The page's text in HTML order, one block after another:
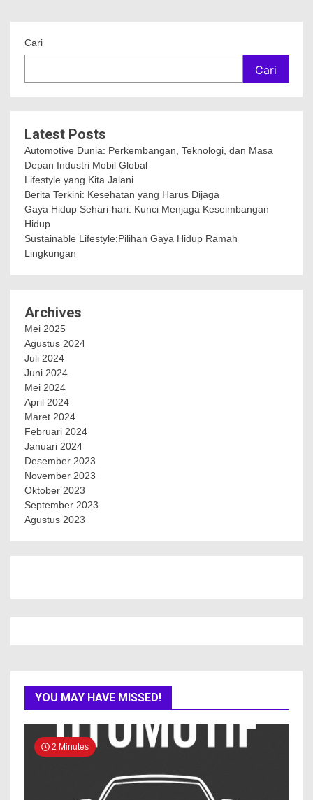
Cari
Cari
Latest Posts
Automotive Dunia: Perkembangan, Teknologi, dan Masa
Depan Industri Mobil Global
Lifestyle yang Kita Jalani
Berita Terkini: Kesehatan yang Harus Dijaga
Gaya Hidup Sehari-hari: Kunci Menjaga Keseimbangan
Hidup
Sustainable Lifestyle:Pilihan Gaya Hidup Ramah
Lingkungan
Archives
Mei 2025
Agustus 2024
Juli 2024
Juni 2024
Mei 2024
April 2024
Maret 2024
Februari 2024
Januari 2024
Desember 2023
November 2023
Oktober 2023
September 2023
Agustus 2023
YOU MAY HAVE MISSED!
2 Minutes